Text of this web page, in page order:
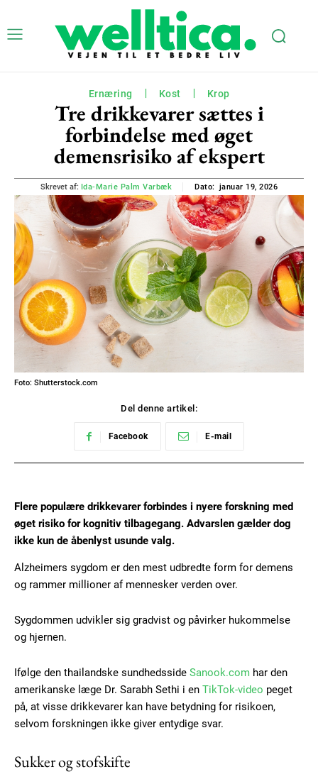
Ernæring Kost Krop
Tre drikkevarer sættes i
forbindelse med øget
demensrisiko af ekspert
Skrevet af: Ida-Marie Palm Varbæk Dato: januar 19, 2026
Foto: Shutterstock.com
Del denne artikel:
Facebook E-mail
Flere populære drikkevarer forbindes i nyere forskning med
øget risiko for kognitiv tilbagegang. Advarslen gælder dog
ikke kun de åbenlyst usunde valg.
Alzheimers sygdom er den mest udbredte form for demens
og rammer millioner af mennesker verden over.
Sygdommen udvikler sig gradvist og påvirker hukommelse
og hjernen.
Ifølge den thailandske sundhedsside Sanook.com har den
amerikanske læge Dr. Sarabh Sethi i en TikTok-video peget
på, at visse drikkevarer kan have betydning for risikoen,
selvom forskningen ikke giver entydige svar.
Sukker og stofskifte